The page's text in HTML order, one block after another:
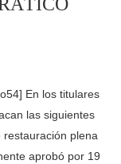
En los titulares
las siguientes
restauración plena
aprobó por 19